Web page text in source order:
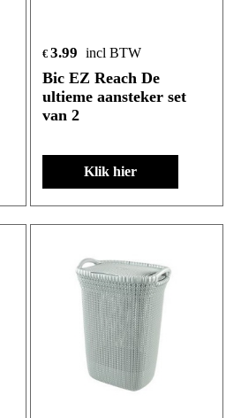
€ 3.99 incl BTW
Bic EZ Reach De
ultieme aansteker set
van 2
Klik hier